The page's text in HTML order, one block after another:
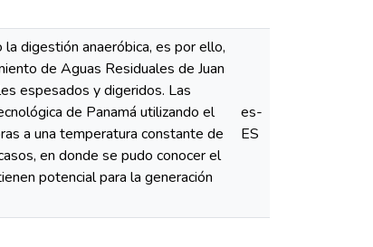
digestión anaeróbica, es por ello,
de Aguas Residuales de Juan
espesados y digeridos. Las
de Panamá utilizando el
a una temperatura constante de
en donde se pudo conocer el
potencial para la generación
es-
ES